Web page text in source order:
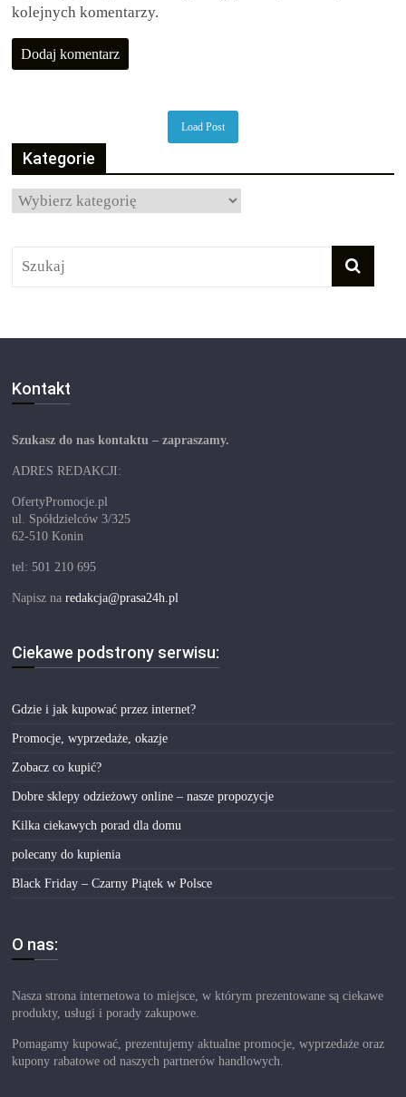
kolejnych komentarzy.
Load Post
Kategorie
Kategorie
Kontakt
Szukasz do nas kontaktu – zapraszamy.
ADRES REDAKCJI:
OfertyPromocje.pl
ul. Spółdzielców 3/325
62-510 Konin
tel: 501 210 695
Napisz naredakcja@prasa24h.pl
Ciekawe podstrony serwisu:
Gdzie i jak kupować przez internet?
Promocje, wyprzedaże, okazje
Zobacz co kupić?
Dobre sklepy odzieżowy online – nasze propozycje
Kilka ciekawych porad dla domu
polecany do kupienia
Black Friday – Czarny Piątek w Polsce
O nas:
Nasza strona internetowa to miejsce, w którym prezentowane są ciekawe
produkty, usługi i porady zakupowe.
Pomagamy kupować, prezentujemy aktualne promocje, wyprzedaże oraz
kupony rabatowe od naszych partnerów handlowych.